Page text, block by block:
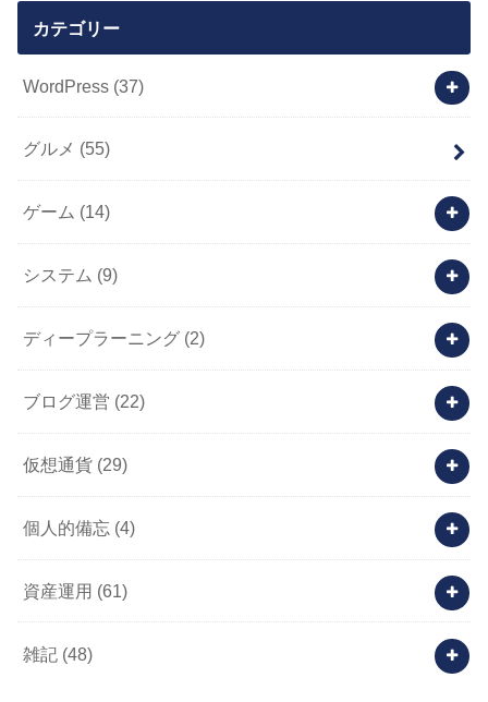
カテゴリー
WordPress (37)
グルメ (55)
ゲーム (14)
システム (9)
ディープラーニング (2)
ブログ運営 (22)
仮想通貨 (29)
個人的備忘 (4)
資産運用 (61)
雑記 (48)